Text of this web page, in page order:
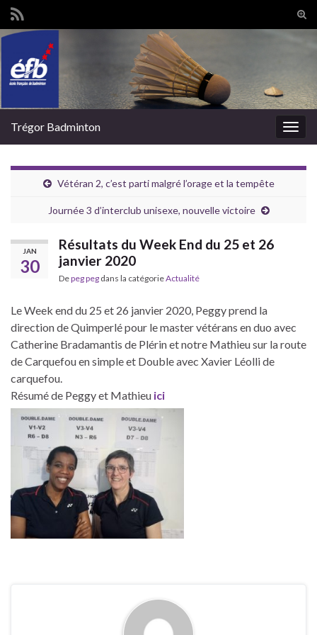
Trégor Badminton
Vétéran 2, c’est parti malgré l’orage et la tempête
Journée 3 d’interclub unisexe, nouvelle victoire
JAN
30
Résultats du Week End du 25 et 26
janvier 2020
Depeg peg dans la catégorieActualité
Le Week end du 25 et 26 janvier 2020, Peggy prend la
direction de Quimperlé pour le master vétérans en duo avec
Catherine Bradamantis de Plérin et notre Mathieu sur la route
de Carquefou en simple et Double avec Xavier Léolli de
carquefou.
Résumé de Peggy et Mathieu ici